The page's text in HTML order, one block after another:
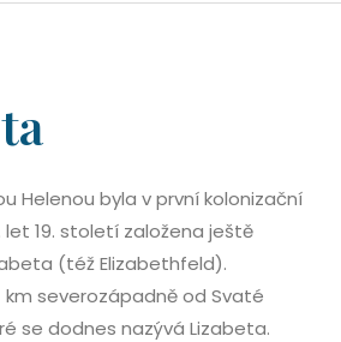
Helenou byla v první kolonizační
19. století založena ještě
(též Elizabethfeld).
km severozápadně od Svaté
se dodnes nazývá Lizabeta.